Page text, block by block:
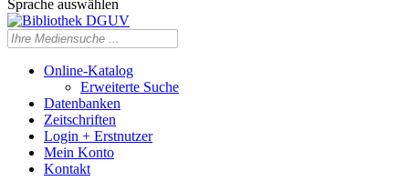
Sprache auswählen
Online-Katalog
Erweiterte Suche
Datenbanken
Zeitschriften
Login + Erstnutzer
Mein Konto
Kontakt